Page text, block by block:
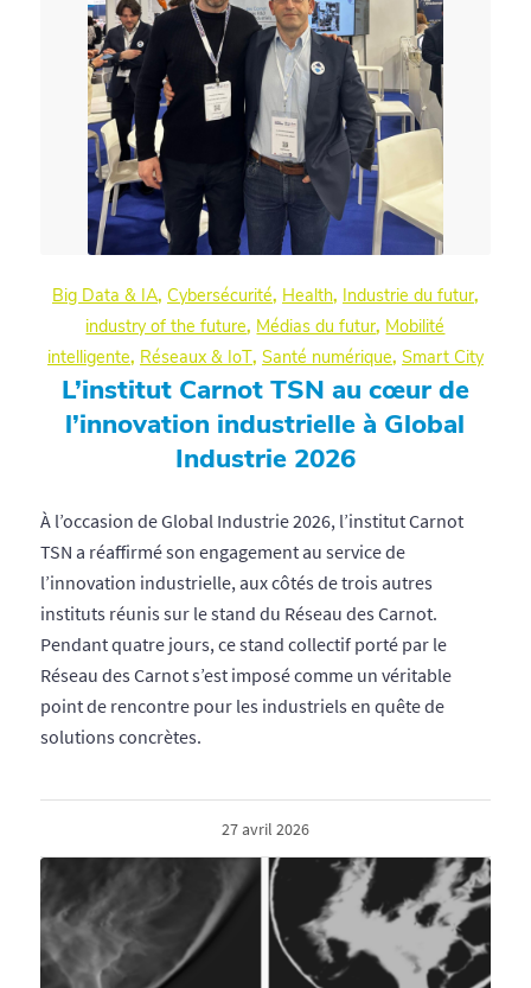
Big Data & IA, Cybersécurité, Health, Industrie du futur,
industry of the future, Médias du futur, Mobilité
intelligente, Réseaux & IoT, Santé numérique, Smart City
L’institut Carnot TSN au cœur de
l’innovation industrielle à Global
Industrie 2026
À l’occasion de Global Industrie 2026, l’institut Carnot
TSN a réaffirmé son engagement au service de
l’innovation industrielle, aux côtés de trois autres
instituts réunis sur le stand du Réseau des Carnot.
Pendant quatre jours, ce stand collectif porté par le
Réseau des Carnot s’est imposé comme un véritable
point de rencontre pour les industriels en quête de
solutions concrètes.
27 avril 2026